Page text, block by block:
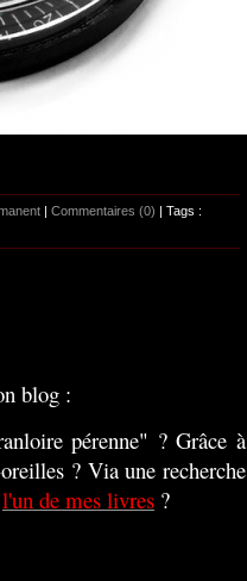
Commentaires (0) | Tags :
blog :
pérenne" ? Grâce à
? Via une recherche
l'un de mes livres ?